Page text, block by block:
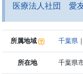
医療法人社団 愛
所属地域 千葉県
所在地 千葉県